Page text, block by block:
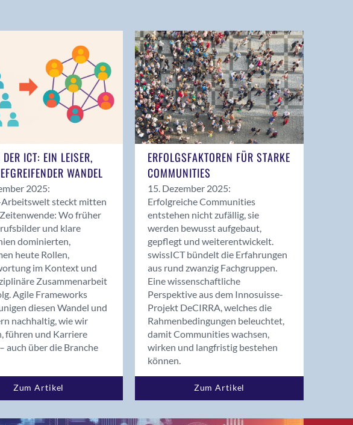
DER ICT: EIN LEISER,
WANDEL
2025:
Arbeitswelt steckt mitten
Wo früher
und klare
dominierten,
heute Rollen,
im Kontext und
Zusammenarbeit
Agile Frameworks
diesen Wandel und
nachhaltig, wie wir
führen und Karriere
auch über die Branche
Zum Artikel
ERFOLGSFAKTOREN FÜR STARKE
COMMUNITIES
15. Dezember 2025:
Erfolgreiche Communities
entstehen nicht zufällig, sie
werden bewusst aufgebaut,
gepflegt und weiterentwickelt.
swissICT bündelt die Erfahrungen
aus rund zwanzig Fachgruppen.
Eine wissenschaftliche
Perspektive aus dem Innosuisse-
Projekt DeCIRRA, welches die
Rahmenbedingungen beleuchtet,
damit Communities wachsen,
wirken und langfristig bestehen
können.
Zum Artikel